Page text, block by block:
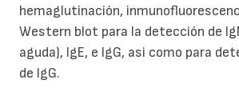
hemaglutinación,
Western blot para la detección de
aguda), IgE, e IgG, asi como para
de IgG.